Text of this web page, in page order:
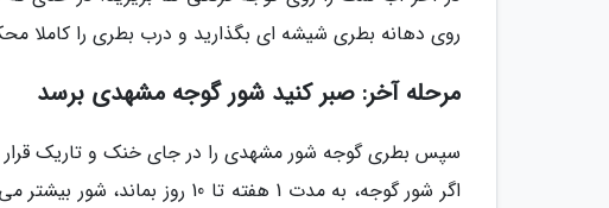
روی دهانه بطری شیشه ای بگذارید و درب بطری را کاملا
مرحله آخر: صبر کنید شور گوجه مشهدی برسد
اگر شور گوجه، به مدت 1 هفته